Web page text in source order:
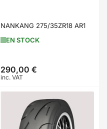
NANKANG 275/35ZR18 AR1
EN STOCK
Prix
290,00 €
inc. VAT